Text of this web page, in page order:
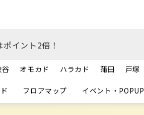
イント2倍！
谷 オモカド ハラカド 蒲田 戸塚
フロアマップ イベント・POPUP